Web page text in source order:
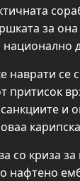
за
национално
наврати се
притисок
и
со криза
нафтено